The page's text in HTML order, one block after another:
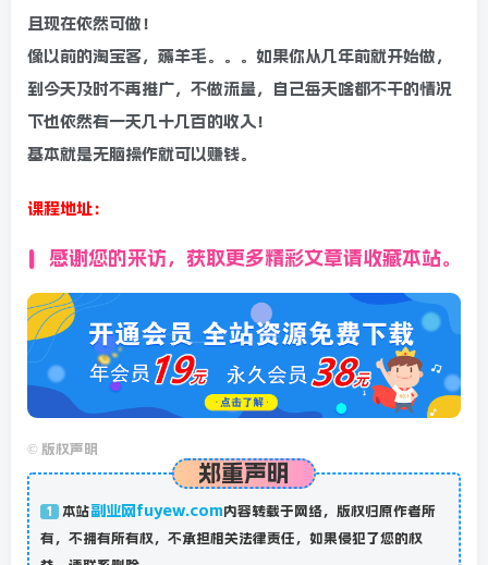
且现在依然可做！
像以前的淘宝客，薅羊毛。。。如果你从几年前就开始做，
到今天及时不再推广，不做流量，自己每天啥都不干的情况
下也依然有一天几十几百的收入！
基本就是无脑操作就可以赚钱。
课程地址：
感谢您的来访，获取更多精彩文章请收藏本站。
© 版权声明
郑重声明
1 本站副业网fuyew.com内容转载于网络，版权归原作者所
有，不拥有所有权，不承担相关法律责任，如果侵犯了您的权